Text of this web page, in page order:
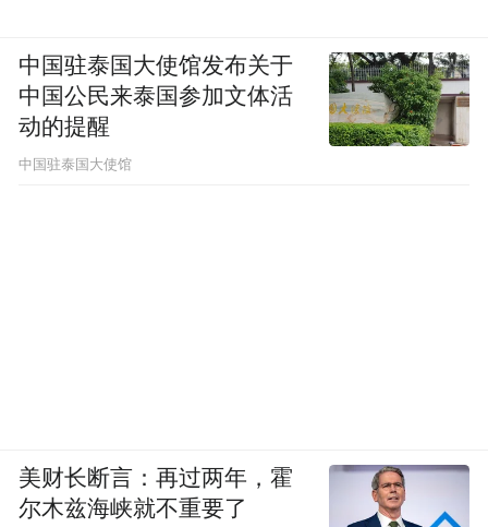
中国驻泰国大使馆发布关于
中国公民来泰国参加文体活
动的提醒
中国驻泰国大使馆
美财长断言：再过两年，霍
尔木兹海峡就不重要了